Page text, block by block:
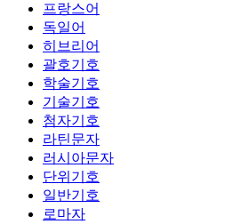
프랑스어
독일어
히브리어
괄호기호
학술기호
기술기호
첨자기호
라틴문자
러시아문자
단위기호
일반기호
로마자